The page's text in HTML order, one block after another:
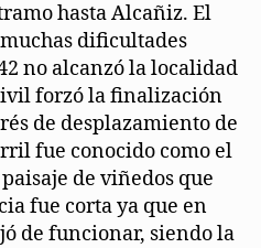
hasta Alcañiz. El
dificultades
no alcanzó la localidad
forzó la finalización
de desplazamiento de
fue conocido como el
de viñedos que
fue corta ya que en
de funcionar, siendo la